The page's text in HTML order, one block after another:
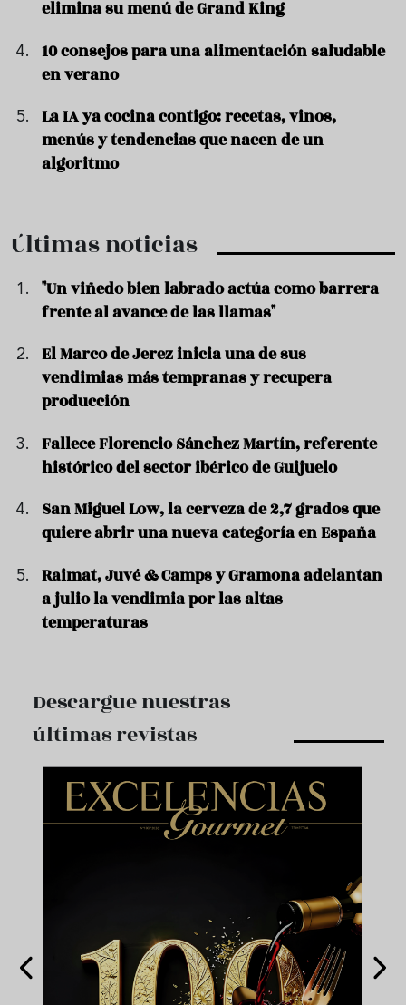
elimina su menú de Grand King
10 consejos para una alimentación saludable
en verano
La IA ya cocina contigo: recetas, vinos,
menús y tendencias que nacen de un
algoritmo
Últimas noticias
"Un viñedo bien labrado actúa como barrera
frente al avance de las llamas"
El Marco de Jerez inicia una de sus
vendimias más tempranas y recupera
producción
Fallece Florencio Sánchez Martín, referente
histórico del sector ibérico de Guijuelo
San Miguel Low, la cerveza de 2,7 grados que
quiere abrir una nueva categoría en España
Raimat, Juvé & Camps y Gramona adelantan
a julio la vendimia por las altas
temperaturas
Descargue nuestras
últimas revistas